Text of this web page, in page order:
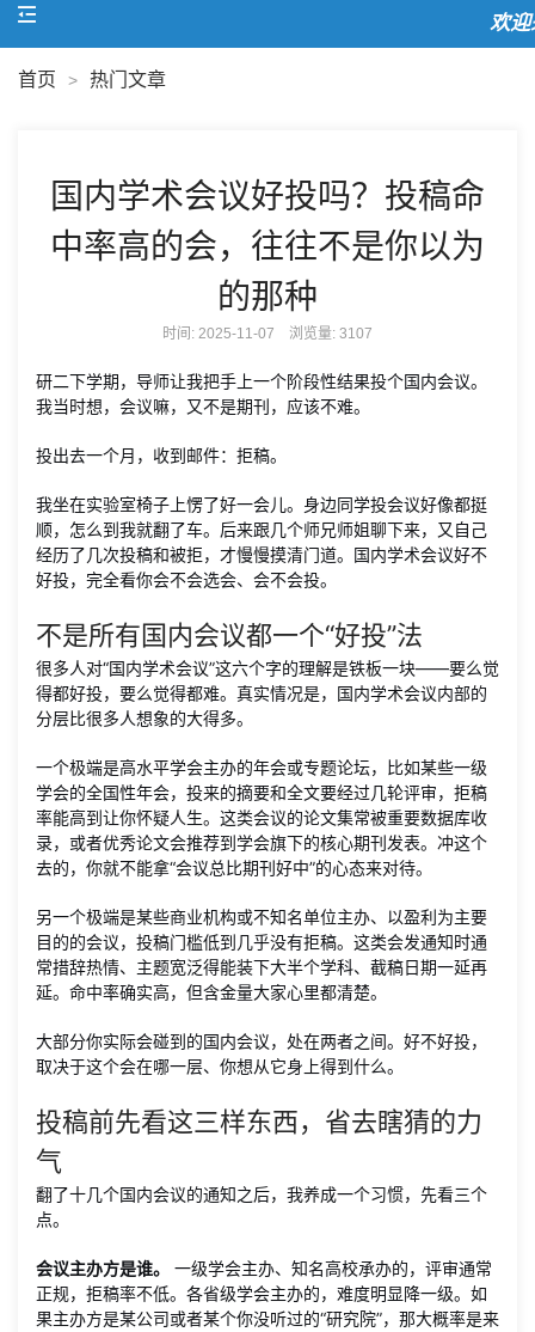
欢迎
首页 > 热门文章
国内学术会议好投吗？投稿命
中率高的会，往往不是你以为
的那种
时间: 2025-11-07 浏览量: 3107
研二下学期，导师让我把手上一个阶段性结果投个国内会议。
我当时想，会议嘛，又不是期刊，应该不难。
投出去一个月，收到邮件：拒稿。
我坐在实验室椅子上愣了好一会儿。身边同学投会议好像都挺
顺，怎么到我就翻了车。后来跟几个师兄师姐聊下来，又自己
经历了几次投稿和被拒，才慢慢摸清门道。国内学术会议好不
好投，完全看你会不会选会、会不会投。
不是所有国内会议都一个“好投”法
很多人对“国内学术会议”这六个字的理解是铁板一块——要么觉
得都好投，要么觉得都难。真实情况是，国内学术会议内部的
分层比很多人想象的大得多。
一个极端是高水平学会主办的年会或专题论坛，比如某些一级
学会的全国性年会，投来的摘要和全文要经过几轮评审，拒稿
率能高到让你怀疑人生。这类会议的论文集常被重要数据库收
录，或者优秀论文会推荐到学会旗下的核心期刊发表。冲这个
去的，你就不能拿“会议总比期刊好中”的心态来对待。
另一个极端是某些商业机构或不知名单位主办、以盈利为主要
目的的会议，投稿门槛低到几乎没有拒稿。这类会发通知时通
常措辞热情、主题宽泛得能装下大半个学科、截稿日期一延再
延。命中率确实高，但含金量大家心里都清楚。
大部分你实际会碰到的国内会议，处在两者之间。好不好投，
取决于这个会在哪一层、你想从它身上得到什么。
投稿前先看这三样东西，省去瞎猜的力
气
翻了十几个国内会议的通知之后，我养成一个习惯，先看三个
点。
会议主办方是谁。
一级学会主办、知名高校承办的，评审通常
正规，拒稿率不低。各省级学会主办的，难度明显降一级。如
果主办方是某公司或者某个你没听过的“研究院”，那大概率是来